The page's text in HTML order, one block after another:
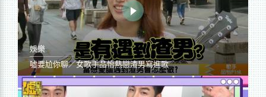
娛樂
噓要尬你聊／女歌手品怡熱戀渣男寫進歌